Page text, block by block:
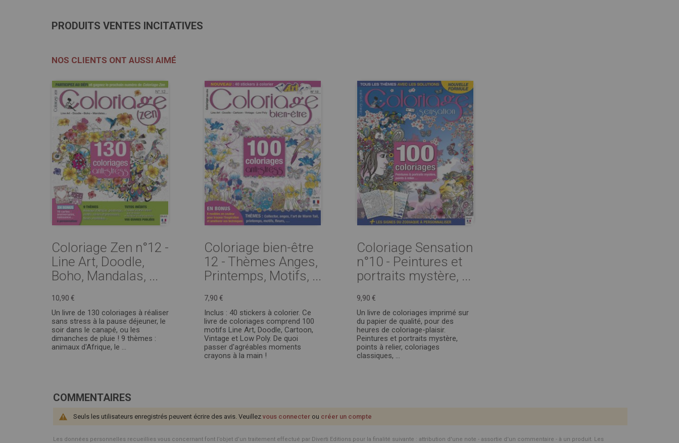
PRODUITS VENTES INCITATIVES
NOS CLIENTS ONT AUSSI AIMÉ
Coloriage Zen n°12 -
Line Art, Doodle,
Boho, Mandalas, ...
10,90 €
Un livre de 130 coloriages à réaliser
sans stress à la pause déjeuner, le
soir dans le canapé, ou les
dimanches de pluie ! 9 thèmes :
animaux d'Afrique, le ...
Coloriage bien-être
12 - Thèmes Anges,
Printemps, Motifs, ...
7,90 €
Inclus : 40 stickers à colorier. Ce
livre de coloriages comprend 100
motifs Line Art, Doodle, Cartoon,
Vintage et Low Poly. De quoi
passer d'agréables moments
crayons à la main !
Coloriage Sensation
n°10 - Peintures et
portraits mystère, ...
9,90 €
Un livre de coloriages imprimé sur
du papier de qualité, pour des
heures de coloriage-plaisir.
Peintures et portraits mystère,
points à relier, coloriages
classiques, ...
COMMENTAIRES
Seuls les utilisateurs enregistrés peuvent écrire des avis. Veuillez vous connecter ou créer un compte
Les données personnelles recueillies vous concernant font l’objet d’un traitement effectué par Diverti Editions pour la finalité suivante : attribution d'une note - assortie d'un commentaire - à un produit. Les